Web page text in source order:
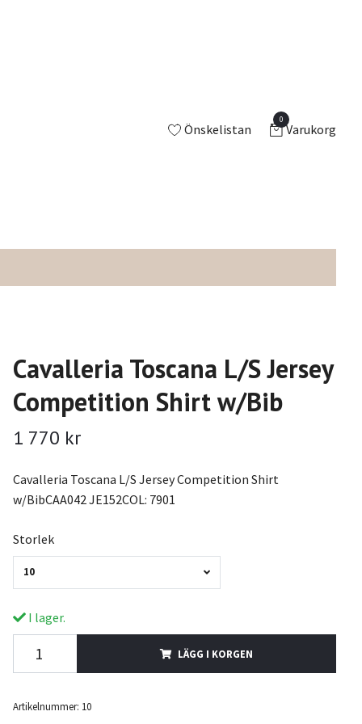
Önskelistan
0
Varukorg
Cavalleria Toscana L/S Jersey
Competition Shirt w/Bib
1 770 kr
Cavalleria Toscana L/S Jersey Competition Shirt
w/BibCAA042 JE152COL: 7901
Storlek
10
I lager.
LÄGG I KORGEN
Artikelnummer: 10